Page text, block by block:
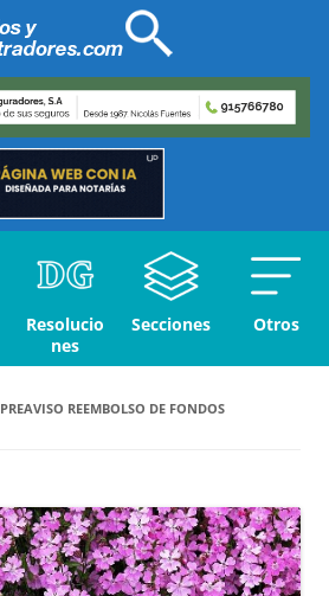
Resolucio
nes
Secciones Otros
PREAVISO REEMBOLSO DE FONDOS